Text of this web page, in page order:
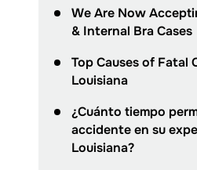
We Are Now
& Internal Bra Cases
Top Causes of Fatal
Louisiana
¿Cuánto tiempo
accidente en su
Louisiana?